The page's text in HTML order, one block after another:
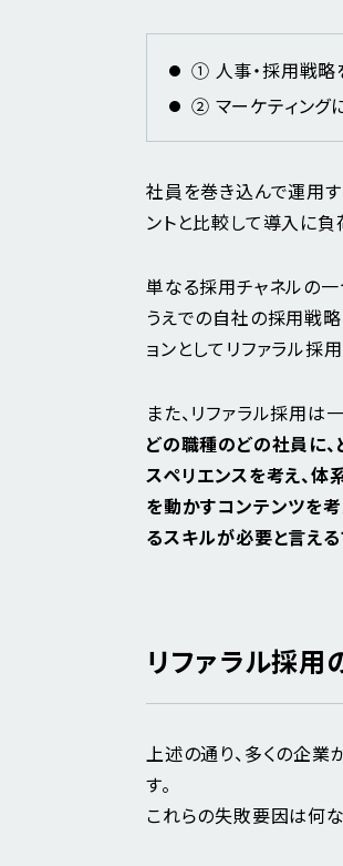
① 人事・採用戦略
② マーケティング
社員を巻き込んで運用す
ントと比較して導入に
単なる採用チャネルの一
うえでの自社の採用戦
ョンとしてリファラル採
また、リファラル採用は
どの職種のどの社員に
スペリエンスを考え、体
を動かすコンテンツを
るスキルが必要と言える
リファラル採用
上述の通り、多くの企
す。
これらの失敗要因は何な